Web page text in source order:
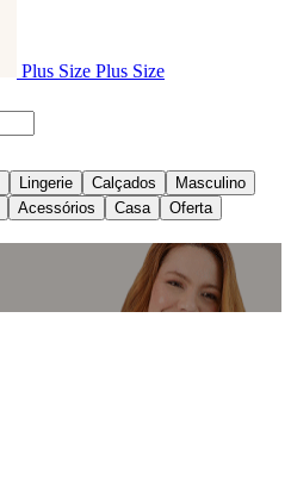
Plus Size Plus Size
Lingerie Calçados
Masculino
Acessórios Casa Oferta